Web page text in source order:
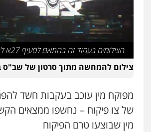
0532700200
עו"ד אור בן שאנן
פלילי מעצרים וחקירות
0549199449
בר ציון – אוזן משרד
עבירות תנועה
חמורה
0505258475
הצילומים בעמוד זה בהתאם לסעיף 27א לחוק זכויות יוצרים
צילום להמחשה מתוך סרטון של שב"ס
מפוקח מין עוכב בעקבות חשד
של צו פיקוח – נחשפו ממצאים
מין שבוצעו טרם הפיקוח